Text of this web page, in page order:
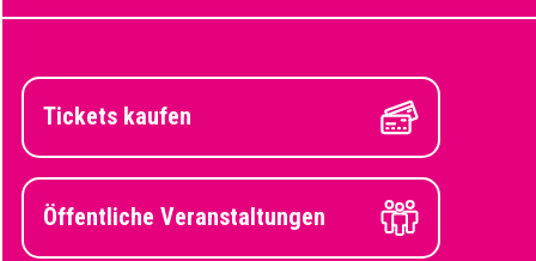
Tickets kaufen
Öffentliche Veranstaltungen